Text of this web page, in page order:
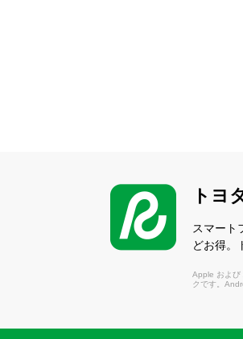
トヨ
スマート
どお得。
Apple および
クです。